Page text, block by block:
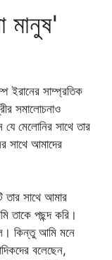
মানুষ'
ইরানের সাম্প্রতিক
সমালোচনাও
যে মেলোনির সাথে তার
সাথে আমাদের
তার সাথে আমার
তাকে পছন্দ করি।
কিন্তু আমি মনে
বলেছেন,